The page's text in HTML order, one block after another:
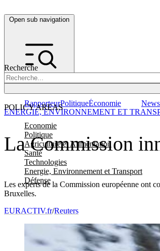
Open sub navigation
Recherche
POLICY AREAS
Economie
Politique
Agriculture et Alimentation
Santé
Technologies
Energie, Environnement et Transport
Défense
RapporteurPolitiqueÉconomie
La Commission
Les experts de la Commission européenne ont
Bruxelles.
ENERGIE, ENVIRONNEMENT ET
EURACTIV.fr/Reuters